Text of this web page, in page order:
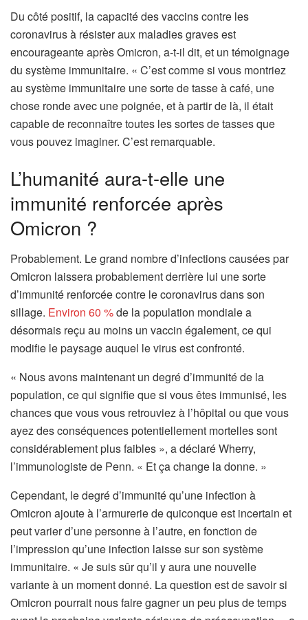
Du côté positif, la capacité des vaccins contre les
coronavirus à résister aux maladies graves est
encourageante après Omicron, a-t-il dit, et un témoignage
du système immunitaire. « C’est comme si vous montriez
au système immunitaire une sorte de tasse à café, une
chose ronde avec une poignée, et à partir de là, il était
capable de reconnaître toutes les sortes de tasses que
vous pouvez imaginer. C’est remarquable.
L’humanité aura-t-elle une
immunité renforcée après
Omicron ?
Probablement. Le grand nombre d’infections causées par
Omicron laissera probablement derrière lui une sorte
d’immunité renforcée contre le coronavirus dans son
sillage. Environ 60 %de la population mondiale a
désormais reçu au moins un vaccin également, ce qui
modifie le paysage auquel le virus est confronté.
« Nous avons maintenant un degré d’immunité de la
population, ce qui signifie que si vous êtes immunisé, les
chances que vous vous retrouviez à l’hôpital ou que vous
ayez des conséquences potentiellement mortelles sont
considérablement plus faibles », a déclaré Wherry,
l’immunologiste de Penn. « Et ça change la donne. »
Cependant, le degré d’immunité qu’une infection à
Omicron ajoute à l’armurerie de quiconque est incertain et
peut varier d’une personne à l’autre, en fonction de
l’impression qu’une infection laisse sur son système
immunitaire. « Je suis sûr qu’il y aura une nouvelle
variante à un moment donné. La question est de savoir si
Omicron pourrait nous faire gagner un peu plus de temps